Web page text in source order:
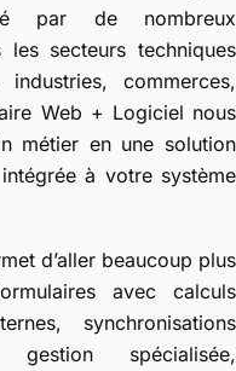
par de nombreux
les secteurs techniques
commerces,
Web + Logiciel nous
métier en une solution
à votre système
d’aller beaucoup plus
avec calculs
synchronisations
spécialisée,